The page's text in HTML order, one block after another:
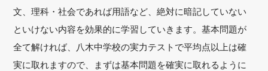
文、理科・社会であれば用語など、絶対に暗記していない
といけない内容を効果的に学習していきます。基本問題が
全て解ければ、八木中学校の実力テストで平均点以上は確
実に取れますので、まずは基本問題を確実に取れるように